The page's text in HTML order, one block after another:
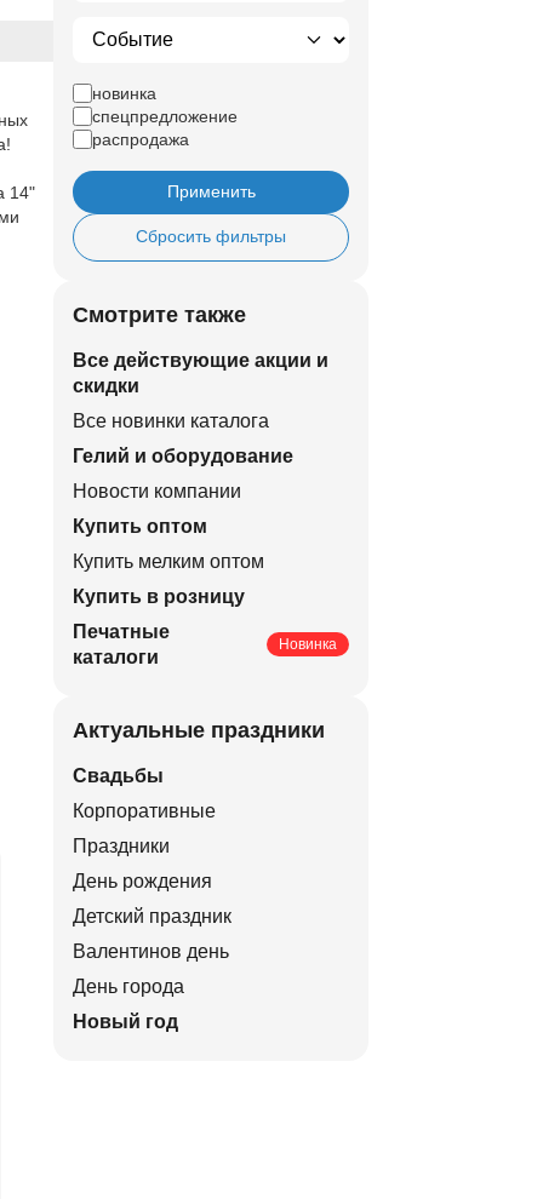
14"
новинка
спецпредложение
распродажа
Применить
Сбросить фильтры
Смотрите также
Все действующие акции и
скидки
Все новинки каталога
Гелий и оборудование
Новости компании
Купить оптом
Купить мелким оптом
Купить в розницу
Печатные
каталоги
Новинка
Актуальные праздники
Свадьбы
Корпоративные
Праздники
День рождения
Детский праздник
Валентинов день
День города
Новый год